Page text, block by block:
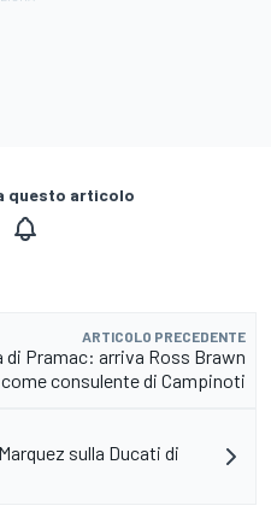
questo articolo
ARTICOLO PRECEDENTE
di Pramac: arriva Ross Brawn
come consulente di Campinoti
sulla Ducati di